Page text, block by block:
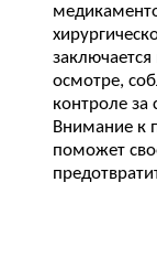
осмотре,
контроле за
Внимание к
поможет